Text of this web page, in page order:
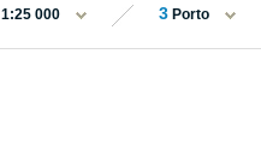
000 3 Porto